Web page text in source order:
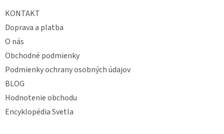
KONTAKT
Doprava a platba
O nás
Obchodné podmienky
Podmienky ochrany osobných údajov
BLOG
Hodnotenie obchodu
Encyklopédia Svetla